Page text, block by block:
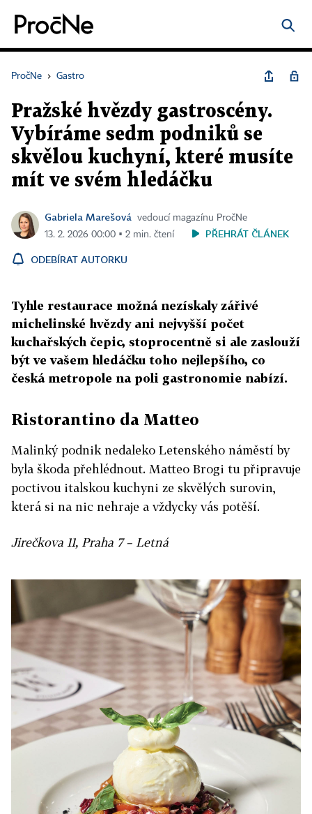
PročNe › Gastro
Pražské hvězdy gastroscény.
Vybíráme sedm podniků se
skvělou kuchyní, které musíte
mít ve svém hledáčku
Gabriela Marešová
vedoucí magazínu PročNe
13. 2. 2026 00:00 ▪ 2 min. čtení
PŘEHRÁT ČLÁNEK
ODEBÍRAT AUTORKU
Tyhle restaurace možná nezískaly zářivé
michelinské hvězdy ani nejvyšší počet
kuchařských čepic, stoprocentně si ale zaslouží
být ve vašem hledáčku toho nejlepšího, co
česká metropole na poli gastronomie nabízí.
Ristorantino da Matteo
Malinký podnik nedaleko Letenského náměstí by
byla škoda přehlédnout. Matteo Brogi tu připravuje
poctivou italskou kuchyni ze skvělých surovin,
která si na nic nehraje a vždycky vás potěší.
Jirečkova 11, Praha 7 – Letná